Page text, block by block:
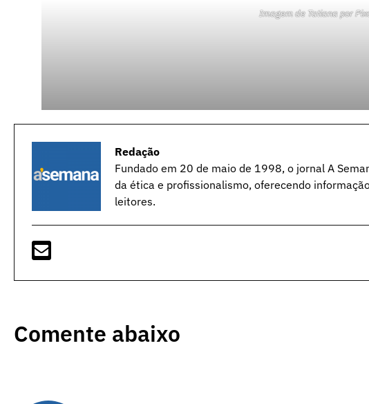
Imagem de Tatianapor
Redação
Fundado em 20 de maio de 1998, o jornal A
da ética e profissionalismo, oferecendo
leitores.
Comente abaixo